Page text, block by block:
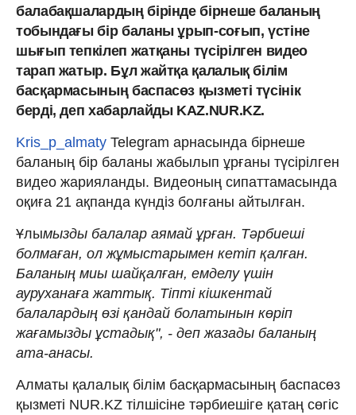
балабақшалардың бірінде бірнеше баланың
тобындағы бір баланы ұрып-соғып, үстіне
шығып тепкілеп жатқаны түсірілген видео
тарап жатыр. Бұл жайтқа қалалық білім
басқармасының баспасөз қызметі түсінік
берді, деп хабарлайды KAZ.NUR.KZ.
Kris_p_almaty Telegram арнасында бірнеше
баланың бір баланы жабылып ұрғаны түсірілген
видео жарияланды. Видеоның сипаттамасында
оқиға 21 ақпанда күндіз болғаны айтылған.
Ұлымызды балалар аямай ұрған. Тәрбиеші
болмаған, ол жұмыстарымен кетіп қалған.
Баланың миы шайқалған, емделу үшін
ауруханаға жаттық. Тіпті кішкентай
балалардың өзі қандай болатынын көріп
жағамызды ұстадық", - деп жазады баланың
ата-анасы.
Алматы қалалық білім басқармасының баспасөз
қызметі NUR.KZ тілшісіне тәрбиешіге қатаң сөгіс